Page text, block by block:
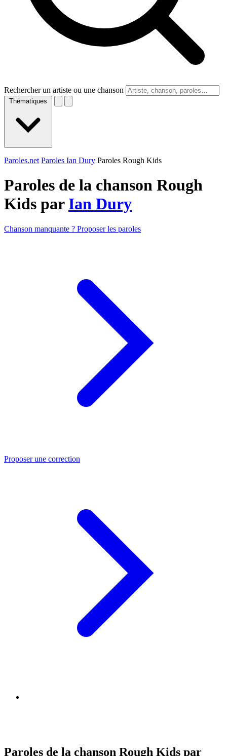
Rechercher un artiste ou une chanson
Thématiques
Paroles.net Paroles Ian Dury Paroles Rough Kids
Paroles de la chanson Rough
Kids par Ian Dury
Chanson manquante ? Proposer les paroles
Proposer une correction
Paroles de la chanson Rough Kids par